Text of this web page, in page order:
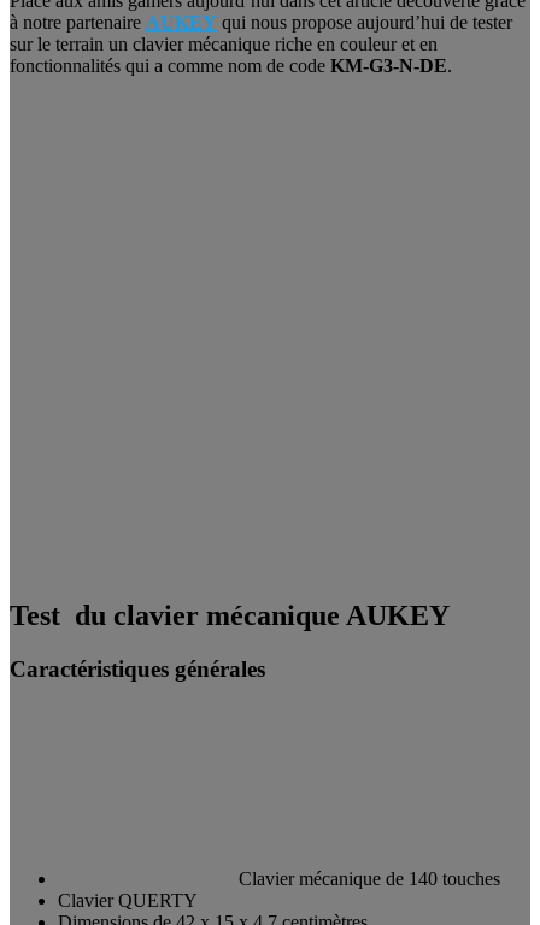
à notre partenaire AUKEY qui nous propose aujourd’hui de tester
sur le terrain un clavier mécanique riche en couleur et en
fonctionnalités qui a comme nom de code KM-G3-N-DE.
Test du clavier mécanique AUKEY
Caractéristiques générales
Clavier mécanique de 140 touches
Clavier QUERTY